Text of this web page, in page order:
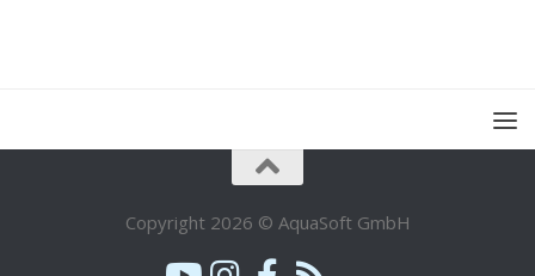
Copyright 2026 © AquaSoft GmbH